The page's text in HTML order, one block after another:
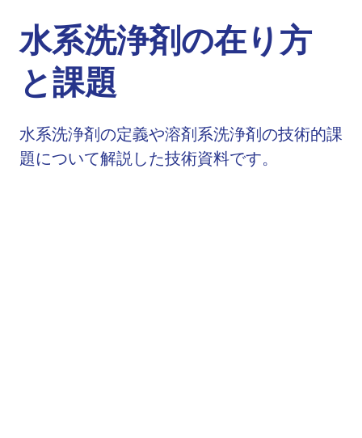
水系洗浄剤の在り方
と課題
水系洗浄剤の定義や溶剤系洗浄剤の技術的課
題について解説した技術資料です。